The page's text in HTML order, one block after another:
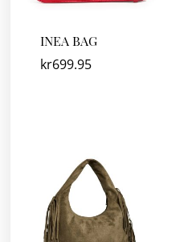
INEA BAG
kr699.95